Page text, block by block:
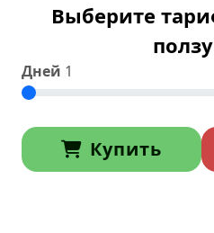
Выберите
Дней 1
Купить